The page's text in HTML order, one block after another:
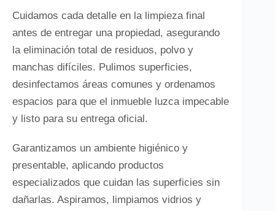
Cuidamos cada detalle en la limpieza final
antes de entregar una propiedad, asegurando
la eliminación total de residuos, polvo y
manchas difíciles. Pulimos superficies,
desinfectamos áreas comunes y ordenamos
espacios para que el inmueble luzca impecable
y listo para su entrega oficial.
Garantizamos un ambiente higiénico y
presentable, aplicando productos
especializados que cuidan las superficies sin
dañarlas. Aspiramos, limpiamos vidrios y